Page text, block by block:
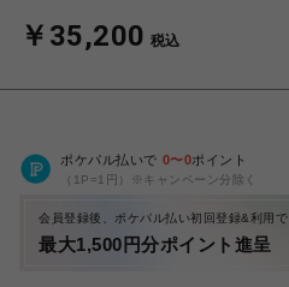
￥35,200 税込
ポケパル払いで 0〜0ポイント
（1P=1円）※キャンペーン分除く
会員登録後、ポケパル払い初回登録&利用で
最大1,500円分ポイント進呈